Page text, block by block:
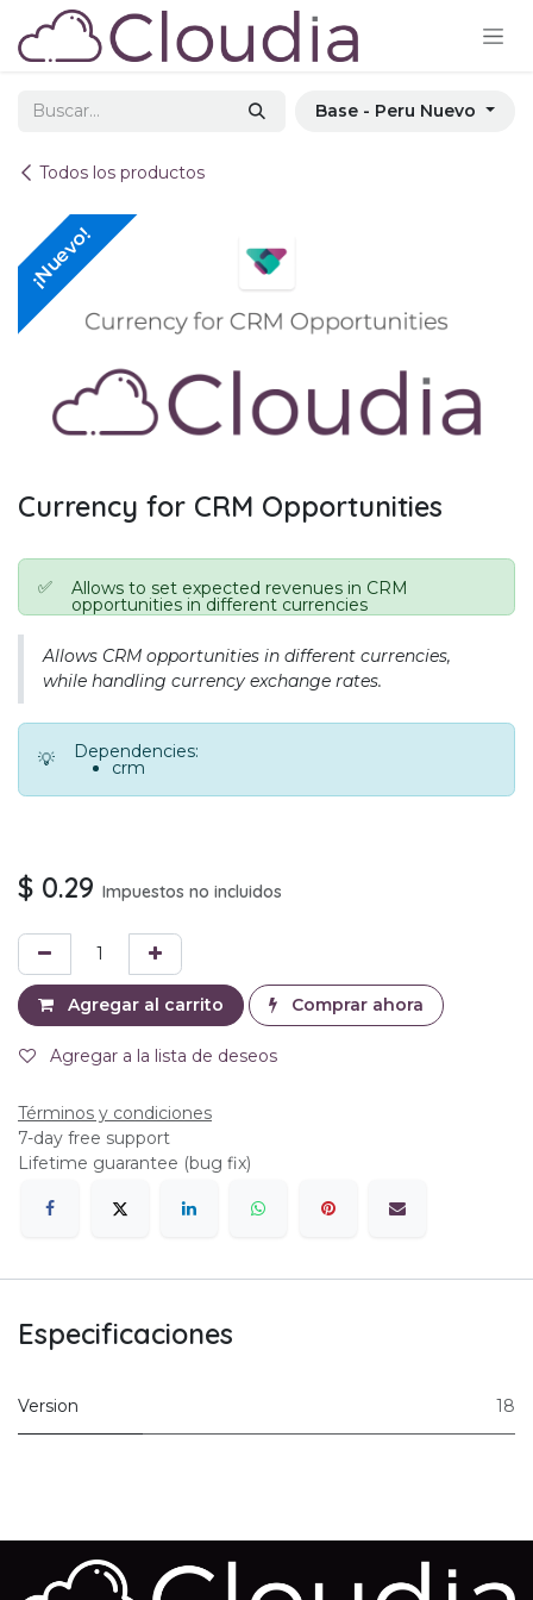
Ir al contenido
Todos los productos
Base - Peru Nuevo
¡Nuevo!
Currency for CRM Opportunities
✅ Allows to set expected revenues in CRM
opportunities in different currencies
Allows CRM opportunities in different currencies,
while handling currency exchange rates.
💡 Dependencies:
crm
$ 0.29 Impuestos no incluidos
Agregar al carrito Comprar ahora
Agregar a la lista de deseos
Términos y condiciones
7-day free support
Lifetime guarantee (bug fix)
Especificaciones
Version 18